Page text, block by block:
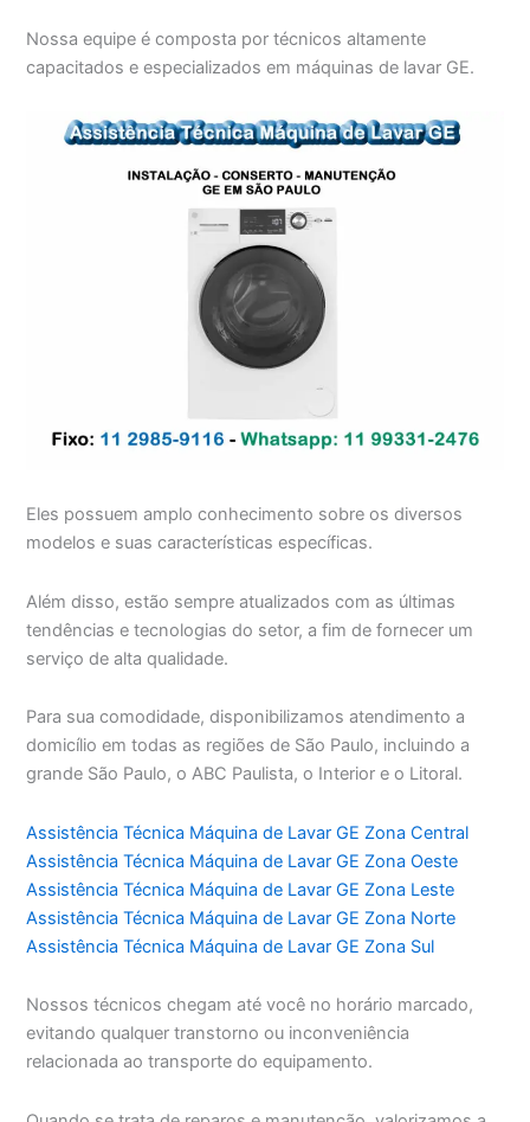
Nossa equipe é composta por técnicos altamente
capacitados e especializados em máquinas de lavar GE.
Eles possuem amplo conhecimento sobre os diversos
modelos e suas características específicas.
Além disso, estão sempre atualizados com as últimas
tendências e tecnologias do setor, a fim de fornecer um
serviço de alta qualidade.
Para sua comodidade, disponibilizamos atendimento a
domicílio em todas as regiões de São Paulo, incluindo a
grande São Paulo, o ABC Paulista, o Interior e o Litoral.
Assistência Técnica Máquina de Lavar GE Zona Central
Assistência Técnica Máquina de Lavar GE Zona Oeste
Assistência Técnica Máquina de Lavar GE Zona Leste
Assistência Técnica Máquina de Lavar GE Zona Norte
Assistência Técnica Máquina de Lavar GE Zona Sul
Nossos técnicos chegam até você no horário marcado,
evitando qualquer transtorno ou inconveniência
relacionada ao transporte do equipamento.